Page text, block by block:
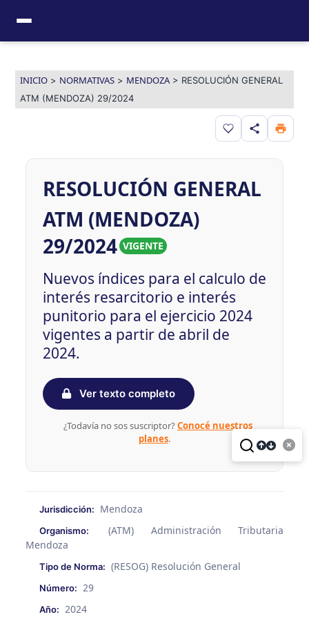
contenido
INICIO> NORMATIVAS> MENDOZA> RESOLUCIÓN GENERAL
ATM (MENDOZA) 29/2024
Guardar en
RESOLUCIÓN GENERAL
ATM (MENDOZA)
29/2024 VIGENTE
Nuevos índices para el calculo de
interés resarcitorio e interés
punitorio para el ejercicio 2024
vigentes a partir de abril de
2024.
Ver texto completo
¿Todavía no sos suscriptor?Conocé nuestros
planes.
Jurisdicción: Mendoza
Organismo:
(ATM) Administración Tributaria
Mendoza
Tipo de Norma: (RESOG) Resolución General
Número: 29
Año: 2024